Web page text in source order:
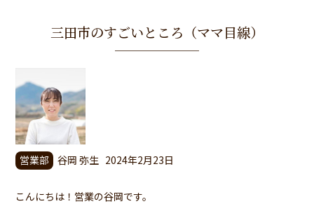
三田市のすごいところ（ママ目線）
営業部 谷岡 弥生 2024年2月23日
こんにちは！営業の谷岡です。